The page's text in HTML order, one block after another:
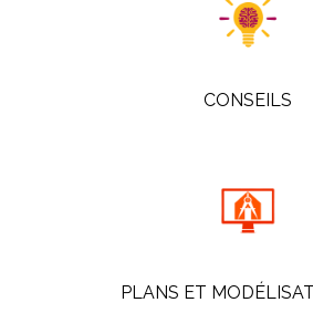
CONSEILS
PLANS ET